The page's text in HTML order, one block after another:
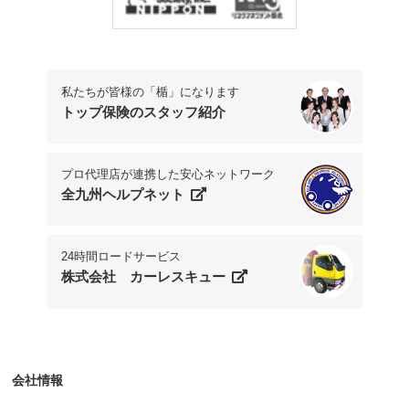
私たちが皆様の「楯」になります
トップ保険のスタッフ紹介
プロ代理店が連携した安心ネットワーク
全九州ヘルプネット
24時間ロードサービス
株式会社 カーレスキュー
会社情報